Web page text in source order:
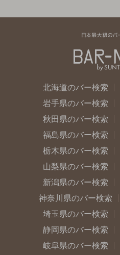
北海道のバー検索
岩手県のバー検索
秋田県のバー検索
福島県のバー検索
栃木県のバー検索
山梨県のバー検索
新潟県のバー検索
神奈川県のバー検索
埼玉県のバー検索
静岡県のバー検索
岐阜県のバー検索